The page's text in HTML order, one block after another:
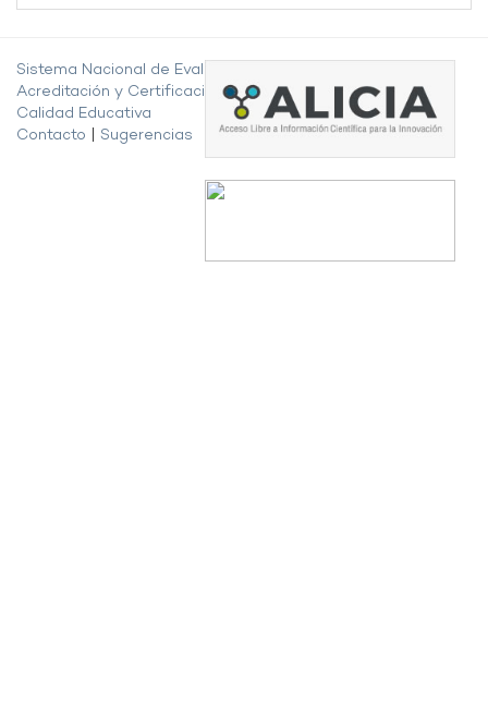
Sistema Nacional de Evaluación,
Acreditación y Certificación de la
Calidad Educativa
Contacto
Sugerencias